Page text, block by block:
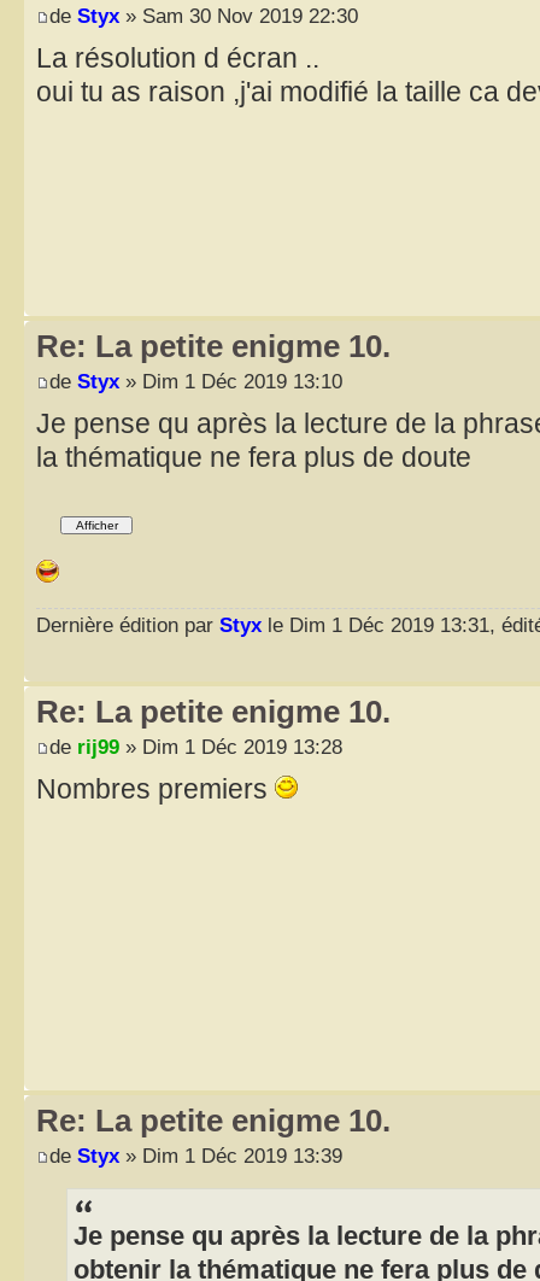
de Styx » Sam 30 Nov 2019 22:30
La résolution d écran ..
oui tu as raison ,j'ai modifié la taille ca
Re: La petite enigme 10.
de Styx » Dim 1 Déc 2019 13:10
Je pense qu après la lecture de la
la thématique ne fera plus de doute
Dernière édition par Styx le Dim 1 Déc 2019 13:31,
Re: La petite enigme 10.
de rij99 » Dim 1 Déc 2019 13:28
Nombres premiers
Re: La petite enigme 10.
de Styx » Dim 1 Déc 2019 13:39
Je pense qu après la lecture de la
obtenir la thématique ne fera plus de